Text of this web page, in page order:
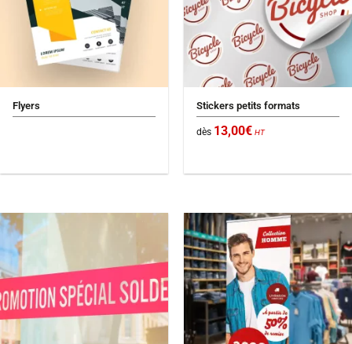
Flyers Stickers petits formats
dès 13,00€ HT